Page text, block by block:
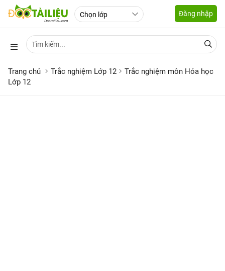
Đăng nhập
Trang chủ Trắc nghiệm Lớp 12
Trắc nghiệm môn Hóa học
Lớp 12